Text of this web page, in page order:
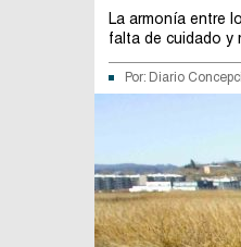
La armonía entre
falta de cuidado y
Por: Diario